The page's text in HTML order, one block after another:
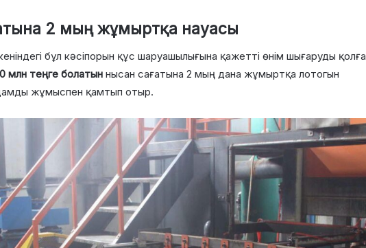
2 мың жұмыртқа науасы
бұл кәсіпорын құс шаруашылығына қажетті өнім шығаруды қолға
млн теңге болатын нысан сағатына 2 мың дана жұмыртқа лотогын
жұмыспен қамтып отыр.